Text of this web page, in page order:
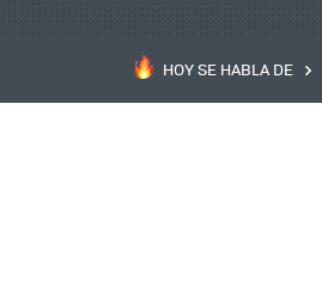
HOY SE HABLA DE